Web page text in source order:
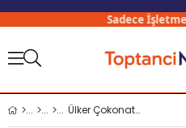
Sadece
Ülker Çokonat Maxi 45 Gr x24 lü Paket